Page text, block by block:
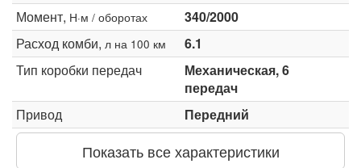
Момент, Н·м / оборотах
340/2000
Расход комби, л на 100 км
6.1
Тип коробки передач
Механическая, 6
передач
Привод
Передний
Показать все характеристики